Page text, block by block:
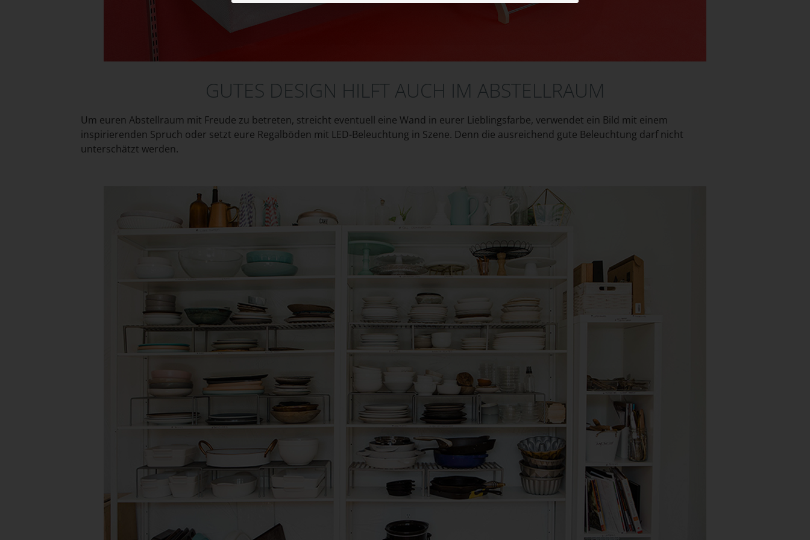
GUTES DESIGN HILFT AUCH IM ABSTELLRAUM
Um euren Abstellraum mit Freude zu betreten, streicht eventuell eine Wand in eurer Lieblingsfarbe, verwendet ein Bild mit einem
inspirierenden Spruch oder setzt eure Regalböden mit LED-Beleuchtung in Szene. Denn die ausreichend gute Beleuchtung darf nicht
unterschätzt werden.